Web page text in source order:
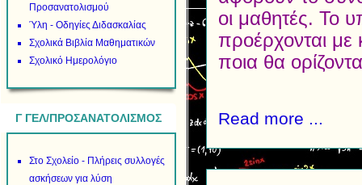
Προσανατολισμού
Ύλη - Οδηγίες Διδασκαλίας
Σχολικά Βιβλία Μαθηματικών
Σχολικό Ημερολόγιο
Γ ΓΕΛ/ΠΡΟΣΑΝΑΤΟΛΙΣΜΟΣ
Στο Σχολείο - Πλήρεις συλλογές
ασκήσεων για λύση
οι μαθητές. Το
προέρχονται
ποια θα
Read more ...